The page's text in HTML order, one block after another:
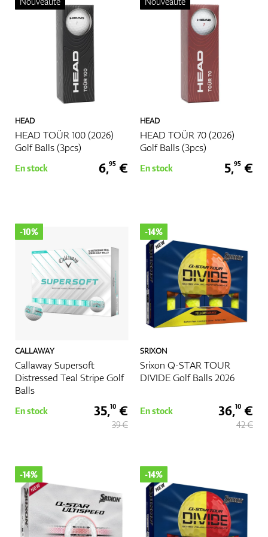
HEAD
HEAD TOÜR 100 (2026)
Golf Balls (3pcs)
En stock 6,95 €
HEAD
HEAD TOÜR 70 (2026)
Golf Balls (3pcs)
En stock 5,95 €
CALLAWAY
Callaway Supersoft
Distressed Teal Stripe Golf
Balls
-10%
En stock 35,10 €
39 €
SRIXON
Srixon Q-STAR TOUR
DIVIDE Golf Balls 2026
-14%
En stock 36,10 €
42 €
-14% -14%